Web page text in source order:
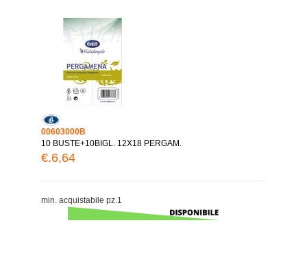
00603000B
10 BUSTE+10BIGL. 12X18 PERGAM.
€.6,64
min. acquistabile pz.1